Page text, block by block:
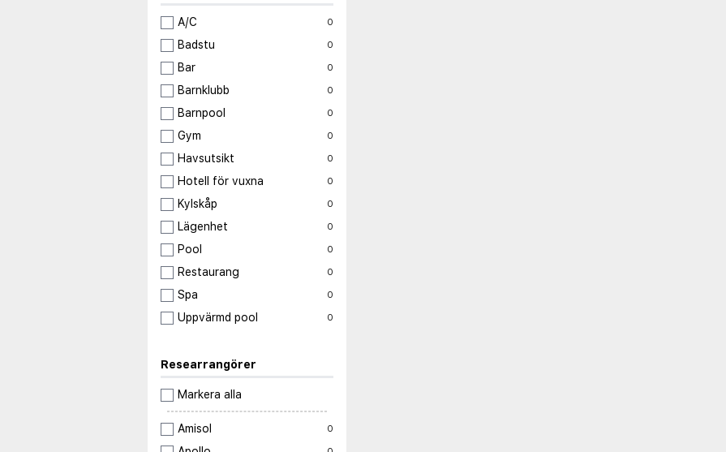
A/C 0
Badstu 0
Bar 0
Barnklubb 0
Barnpool 0
Gym 0
Havsutsikt 0
Hotell för vuxna 0
Kylskåp 0
Lägenhet 0
Pool 0
Restaurang 0
Spa 0
Uppvärmd pool 0
Researrangörer
Markera alla
Amisol 0